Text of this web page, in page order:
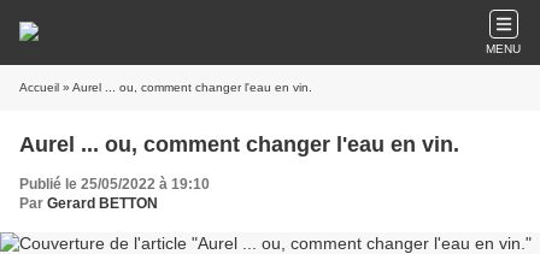
MENU
Accueil » Aurel ... ou, comment changer l'eau en vin.
Aurel ... ou, comment changer l'eau en vin.
Publié le 25/05/2022 à 19:10
Par Gerard BETTON